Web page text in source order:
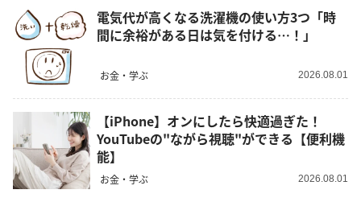
電気代が高くなる洗濯機の使い方3つ「時
間に余裕がある日は気を付ける…！」
お金・学ぶ 2026.08.01
【iPhone】オンにしたら快適過ぎた！
YouTubeの"ながら視聴"ができる【便利機
能】
お金・学ぶ 2026.08.01